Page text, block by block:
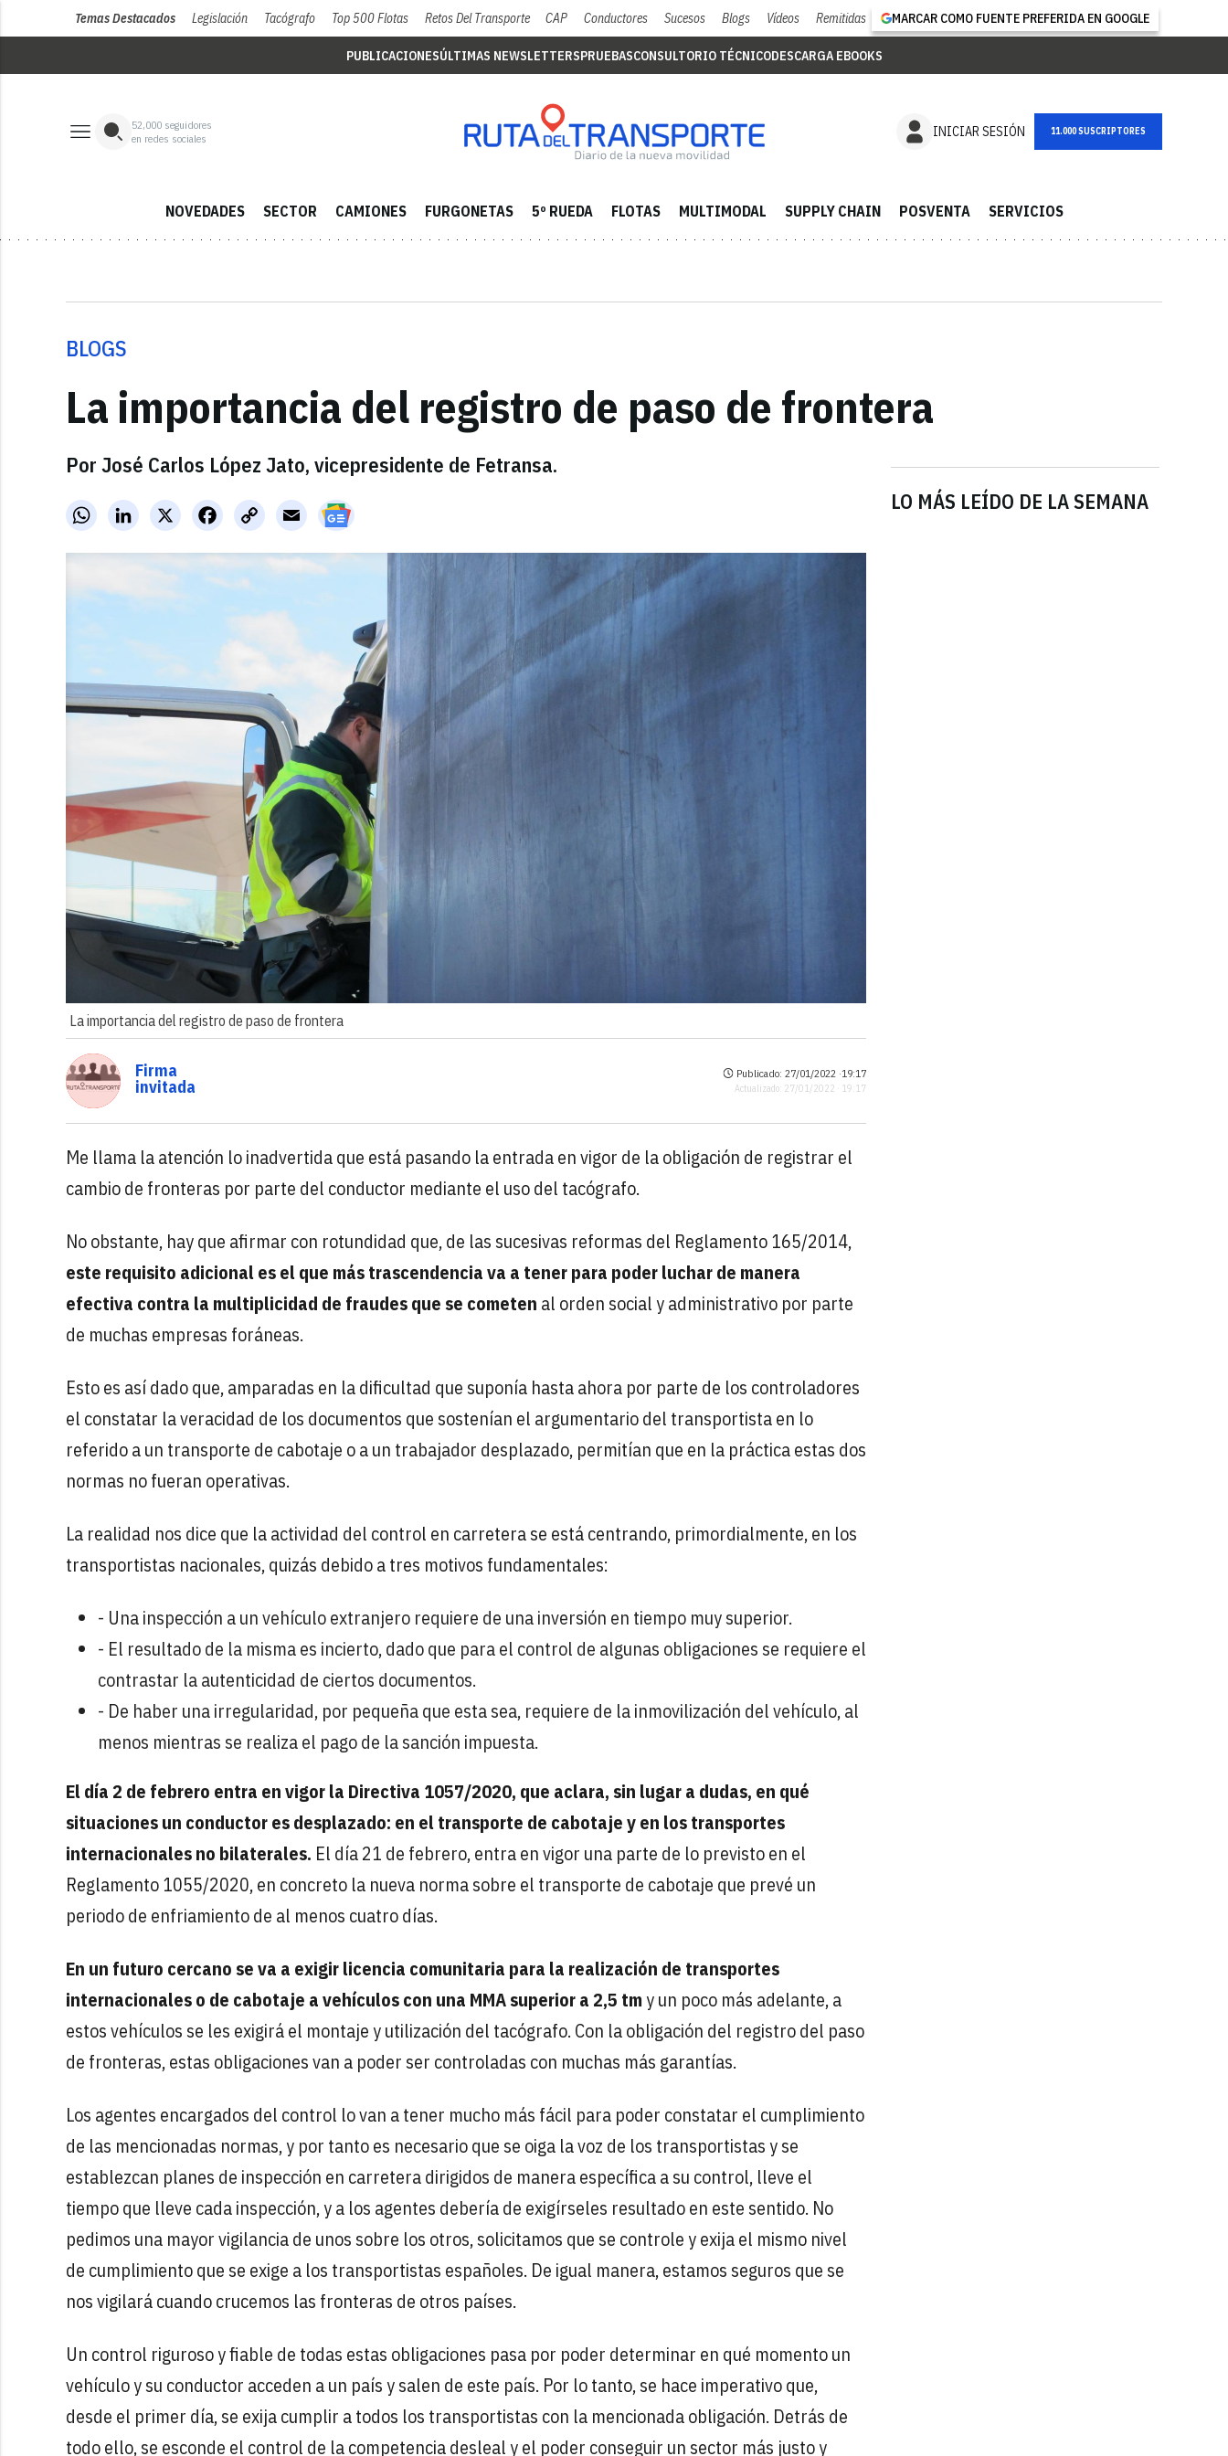
Temas Destacados Legislación Tacógrafo Top 500 Flotas Retos Del Transporte CAP Conductores Sucesos Blogs Vídeos Remitidas MARCAR COMO FUENTE PREFERIDA EN GOOGLE
PUBLICACIONESÚLTIMAS NEWSLETTERSPRUEBASCONSULTORIO TÉCNICODESCARGA EBOOKS
52,000 seguidores
en redes sociales
INICIAR SESIÓN NEWSLETTER
NOVEDADES SECTOR CAMIONES FURGONETAS 5º RUEDA FLOTAS MULTIMODAL SUPPLY CHAIN POSVENTA SERVICIOS
BLOGS
La importancia del registro de paso de frontera
Por José Carlos López Jato, vicepresidente de Fetransa.
WhatsAppLinkedInX FacebookCopy
Link
Email
La importancia del registro de paso de frontera
LO MÁS LEÍDO DE LA SEMANA
Firma
invitada
Publicado: 27/01/2022 ·19:17
Actualizado: 27/01/2022 · 19:17
Me llama la atención lo inadvertida que está pasando la entrada en vigor de la obligación de registrar el
cambio de fronteras por parte del conductor mediante el uso del tacógrafo.
No obstante, hay que afirmar con rotundidad que, de las sucesivas reformas del Reglamento 165/2014,
este requisito adicional es el que más trascendencia va a tener para poder luchar de manera
efectiva contra la multiplicidad de fraudes que se cometen al orden social y administrativo por parte
de muchas empresas foráneas.
Esto es así dado que, amparadas en la dificultad que suponía hasta ahora por parte de los controladores
el constatar la veracidad de los documentos que sostenían el argumentario del transportista en lo
referido a un transporte de cabotaje o a un trabajador desplazado, permitían que en la práctica estas dos
normas no fueran operativas.
La realidad nos dice que la actividad del control en carretera se está centrando, primordialmente, en los
transportistas nacionales, quizás debido a tres motivos fundamentales:
- Una inspección a un vehículo extranjero requiere de una inversión en tiempo muy superior.
- El resultado de la misma es incierto, dado que para el control de algunas obligaciones se requiere el
contrastar la autenticidad de ciertos documentos.
- De haber una irregularidad, por pequeña que esta sea, requiere de la inmovilización del vehículo, al
menos mientras se realiza el pago de la sanción impuesta.
El día 2 de febrero entra en vigor la Directiva 1057/2020, que aclara, sin lugar a dudas, en qué
situaciones un conductor es desplazado: en el transporte de cabotaje y en los transportes
internacionales no bilaterales. El día 21 de febrero, entra en vigor una parte de lo previsto en el
Reglamento 1055/2020, en concreto la nueva norma sobre el transporte de cabotaje que prevé un
periodo de enfriamiento de al menos cuatro días.
En un futuro cercano se va a exigir licencia comunitaria para la realización de transportes
internacionales o de cabotaje a vehículos con una MMA superior a 2,5 tmy un poco más adelante, a
estos vehículos se les exigirá el montaje y utilización del tacógrafo. Con la obligación del registro del paso
de fronteras, estas obligaciones van a poder ser controladas con muchas más garantías.
Los agentes encargados del control lo van a tener mucho más fácil para poder constatar el cumplimiento
de las mencionadas normas, y por tanto es necesario que se oiga la voz de los transportistas y se
establezcan planes de inspección en carretera dirigidos de manera específica a su control, lleve el
tiempo que lleve cada inspección, y a los agentes debería de exigírseles resultado en este sentido. No
pedimos una mayor vigilancia de unos sobre los otros, solicitamos que se controle y exija el mismo nivel
de cumplimiento que se exige a los transportistas españoles. De igual manera, estamos seguros que se
nos vigilará cuando crucemos las fronteras de otros países.
Un control riguroso y fiable de todas estas obligaciones pasa por poder determinar en qué momento un
vehículo y su conductor acceden a un país y salen de este país. Por lo tanto, se hace imperativo que,
desde el primer día, se exija cumplir a todos los transportistas con la mencionada obligación. Detrás de
todo ello, se esconde el control de la competencia desleal y el poder conseguir un sector más justo y